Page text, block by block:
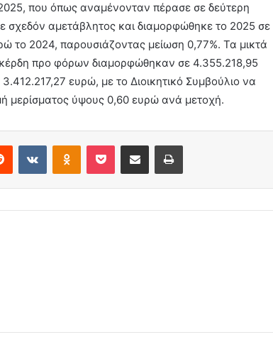
που όπως αναμένονταν πέρασε σε δεύτερη
σχεδόν αμετάβλητος και διαμορφώθηκε το 2025 σε
το 2024, παρουσιάζοντας μείωση 0,77%. Τα μικτά
προ φόρων διαμορφώθηκαν σε 4.355.218,95
ευρώ, με το Διοικητικό Συμβούλιο να
μερίσματος ύψους 0,60 ευρώ ανά μετοχή.
Reddit VKontakteOdnoklassniki
Pocket Share via Email Print